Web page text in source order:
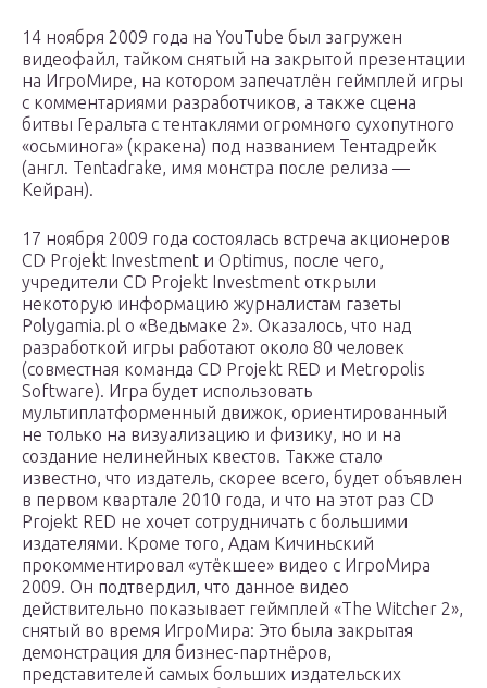
14 ноября 2009 года на YouTube был загружен
видеофайл, тайком снятый на закрытой презентации
на ИгроМире, на котором запечатлён геймплей игры
с комментариями разработчиков, а также сцена
битвы Геральта с тентаклями огромного сухопутного
«осьминога» (кракена) под названием Тентадрейк
(англ. Tentadrake, имя монстра после релиза —
Кейран).
17 ноября 2009 года состоялась встреча акционеров
CD Projekt Investment‎‎ и Optimus, после чего,
учредители CD Projekt Investment‎‎ открыли
некоторую информацию журналистам газеты
Polygamia.pl о «Ведьмаке 2». Оказалось, что над
разработкой игры работают около 80 человек
(совместная команда CD Projekt RED и Metropolis
Software). Игра будет использовать
мультиплатформенный движок, ориентированный
не только на визуализацию и физику, но и на
создание нелинейных квестов. Также стало
известно, что издатель, скорее всего, будет объявлен
в первом квартале 2010 года, и что на этот раз CD
Projekt RED не хочет сотрудничать с большими
издателями. Кроме того, Адам Кичиньский
прокомментировал «утёкшее» видео с ИгроМира
2009. Он подтвердил, что данное видео
действительно показывает геймплей «The Witcher 2»,
снятый во время ИгроМира: Это была закрытая
демонстрация для бизнес-партнёров,
представителей самых больших издательских